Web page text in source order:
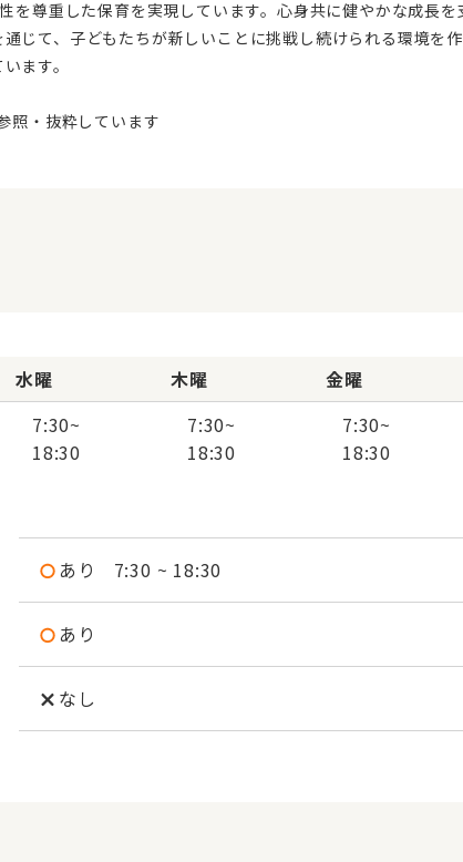
じて、子どもたちが新しいことに挑戦し続けられる環境を
ます。
水曜
7:30~
18:30
木曜
7:30~
18:30
金曜
7:30~
18:30
あり 7:30 ~ 18:30
あり
なし